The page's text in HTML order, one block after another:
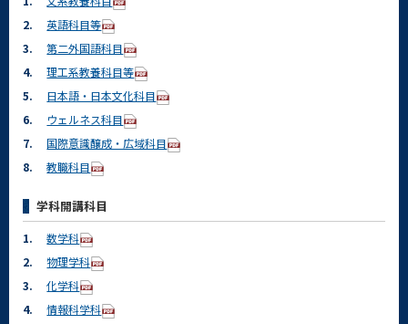
2.
英語科目等
3.
第二外国語科目
4.
理工系教養科目等
5.
日本語・日本文化科目
6.
ウェルネス科目
7.
国際意識醸成・広域科目
8.
教職科目
学科開講科目
1.
数学科
2.
物理学科
3.
化学科
4.
情報科学科